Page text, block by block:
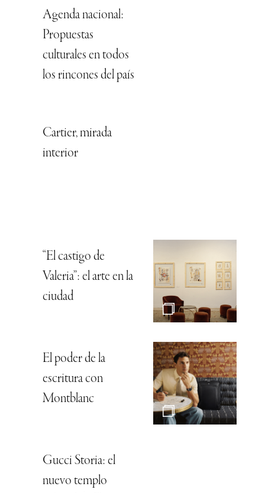
Agenda nacional:
Propuestas
culturales en todos
los rincones del país
Cartier, mirada
interior
“El castigo de
Valeria”: el arte en la
ciudad
El poder de la
escritura con
Montblanc
Gucci Storia: el
nuevo templo